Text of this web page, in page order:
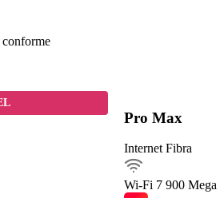
Pro Max
Internet Fibra
Wi-Fi 7 900 Mega